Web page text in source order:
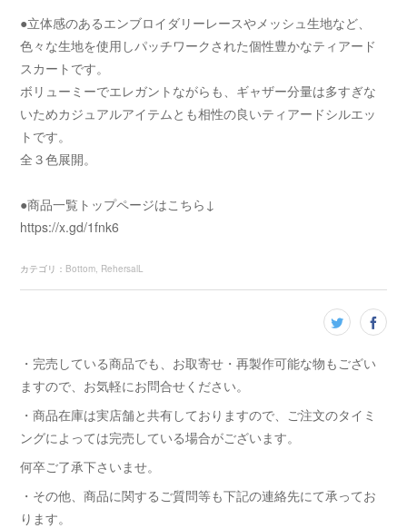
●立体感のあるエンブロイダリーレースやメッシュ生地など、
色々な生地を使用しパッチワークされた個性豊かなティアード
スカートです。
ボリューミーでエレガントながらも、ギャザー分量は多すぎな
いためカジュアルアイテムとも相性の良いティアードシルエッ
トです。
全３色展開。
●商品一覧トップページはこちら↓
https://x.gd/1fnk6
カテゴリ ： Bottom RehersalL
・完売している商品でも、お取寄せ・再製作可能な物もござい
ますので、お気軽にお問合せください。
・商品在庫は実店舗と共有しておりますので、ご注文のタイミ
ングによっては完売している場合がございます。
何卒ご了承下さいませ。
・その他、商品に関するご質問等も下記の連絡先にて承ってお
ります。